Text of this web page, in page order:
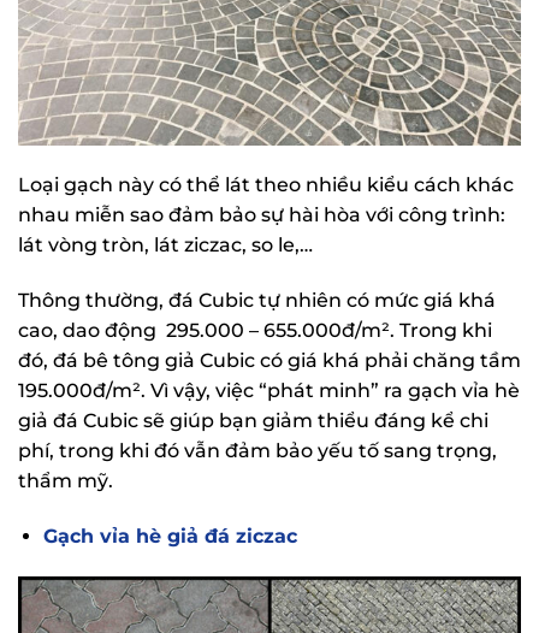
Loại gạch này có thể lát theo nhiều kiểu cách khác
nhau miễn sao đảm bảo sự hài hòa với công trình:
lát vòng tròn, lát ziczac, so le,…
Thông thường, đá Cubic tự nhiên có mức giá khá
cao, dao động 295.000 – 655.000đ/m². Trong khi
đó, đá bê tông giả Cubic có giá khá phải chăng tầm
195.000đ/m². Vì vậy, việc “phát minh” ra gạch vỉa hè
giả đá Cubic sẽ giúp bạn giảm thiểu đáng kể chi
phí, trong khi đó vẫn đảm bảo yếu tố sang trọng,
thẩm mỹ.
Gạch vỉa hè giả đá ziczac